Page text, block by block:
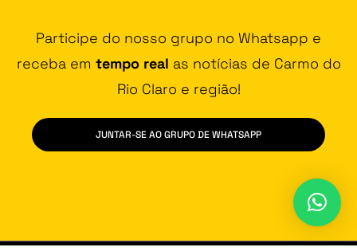
Participe do nosso grupo no Whatsapp e
receba em tempo real as notícias de Carmo do
Rio Claro e região!
JUNTAR-SE AO GRUPO DE WHATSAPP